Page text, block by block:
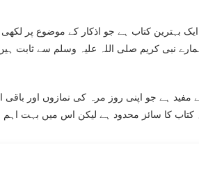
بہترین کتاب ہے جو اذکار کے موضوع پر
نبی کریم صلی اللہ علیہ وسلم سے ثابت
ہے جو اپنی روز مرہ کی نمازوں اور
کتاب کا سائز محدود ہے لیکن اس میں بہت